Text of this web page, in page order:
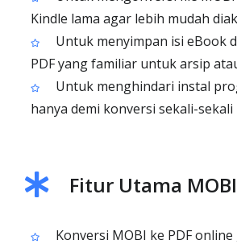
Kindle lama agar lebih mudah
Untuk menyimpan isi eBook
PDF yang familiar untuk arsip
Untuk menghindari instal
hanya demi konversi sekali-sekali
Fitur Utama
Konversi MOBI ke PDF